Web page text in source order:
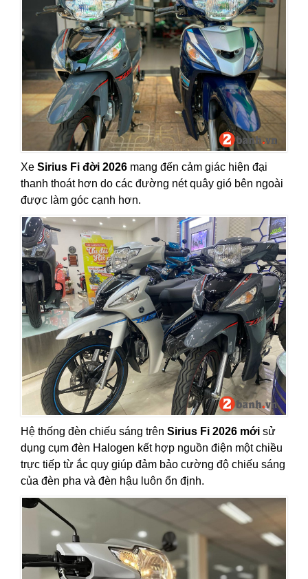
Xe Sirius Fi đời 2026 mang đến cảm giác hiện đại
thanh thoát hơn do các đường nét quây gió bên ngoài
được làm góc cạnh hơn.
Hệ thống đèn chiếu sáng trên Sirius Fi 2026 mới sử
dụng cụm đèn Halogen kết hợp nguồn điện một chiều
trực tiếp từ ắc quy giúp đảm bảo cường độ chiếu sáng
của đèn pha và đèn hậu luôn ổn định.